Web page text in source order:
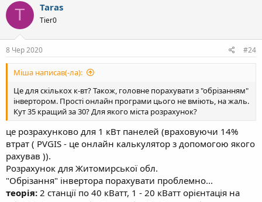
T Taras
Tier0
8 Чер 2020 #24
Міша написав(-ла):
Це для скількох к-вт? Також, головне порахувати з "обрізанням"
інвертором. Прості онлайн програми цього не вміють, на жаль.
Кут 35 кращий за 30? Для якого міста розрахунок?
це розрахунково для 1 кВт панелей (враховуючи 14%
втрат ( PVGIS - це онлайн калькулятор з допомогою якого
рахував )).
Розрахунок для Житомирської обл.
"Обрізання" інвертора порахувати проблемно...
теорія: 2 станції по 40 кВатт, 1 - 20 кВатт орієнтація на